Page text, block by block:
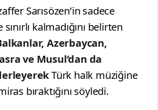
Sarısözen’in sadece
kalmadığını belirten
Azerbaycan,
ve Musul’dan da
Türk halk müziğine
bıraktığını söyledi.